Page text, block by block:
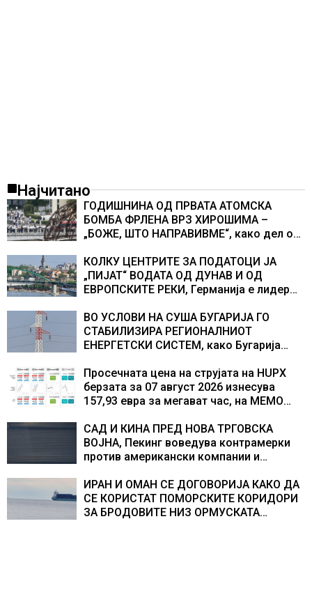
Најчитано
ГОДИШНИНА ОД ПРВАТА АТОМСКА
БОМБА ФРЛЕНА ВРЗ ХИРОШИМА –
„БОЖЕ, ШТО НАПРАВИВМЕ“, како дел од
учесниците во бомбардирањето го
доживуваа овој настан што го промени
текот на историјата
КОЛКУ ЦЕНТРИТЕ ЗА ПОДАТОЦИ ЈА
„ПИЈАТ“ ВОДАТА ОД ДУНАВ И ОД
ЕВРОПСКИТЕ РЕКИ, Германија е лидер
центри за податоци
ВО УСЛОВИ НА СУША БУГАРИЈА ГО
СТАБИЛИЗИРА РЕГИОНАЛНИОТ
ЕНЕРГЕТСКИ СИСТЕМ, како Бугарија
складирање на енергија од батерии
Просечната цена на струјата на HUPX
берзата за 07 август 2026 изнесува
157,93 евра за мегават час, на МЕМО
САД И КИНА ПРЕД НОВА ТРГОВСКА
ВОЈНА, Пекинг воведува контрамерки
против американски компании и
ИРАН И ОМАН СЕ ДОГОВОРИЈА КАКО ДА
СЕ КОРИСТАТ ПОМОРСКИТЕ КОРИДОРИ
ЗА БРОДОВИТЕ НИЗ ОРМУСКАТА